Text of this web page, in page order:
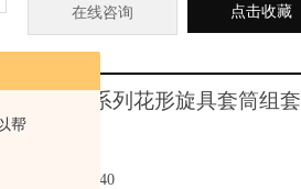
帮
在线咨询 点击收藏
系列花形旋具套筒组套
T-25, T-30, T-40